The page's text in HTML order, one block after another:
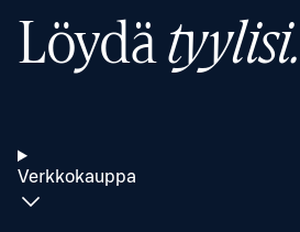
Löydätyylisi.
Verkkokauppa